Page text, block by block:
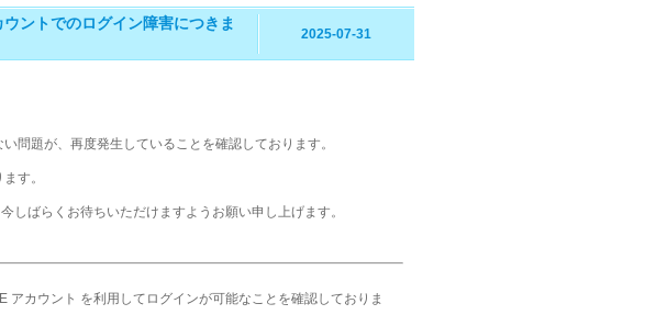
ントでのログイン障害につきま
2025-07-31
問題が、再度発生していることを確認しております。
す。
しばらくお待ちいただけますようお願い申し上げます。
アカウント を利用してログインが可能なことを確認しておりま